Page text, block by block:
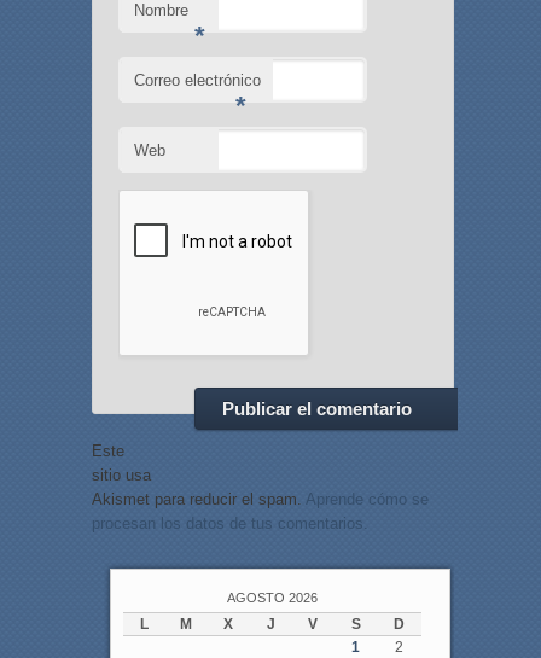
Nombre
*
Correo electrónico
*
Web
Este
sitio usa
Akismet para reducir el spam. Aprende cómo se
procesan los datos de tus comentarios.
AGOSTO 2026
L M X J V S
D
1
2